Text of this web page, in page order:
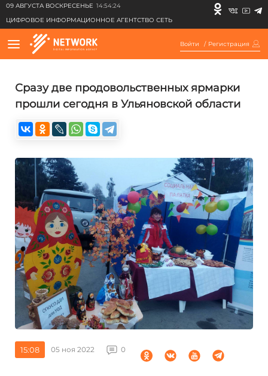
09 АВГУСТА ВОСКРЕСЕНЬЕ 14:54:24
ЦИФРОВОЕ ИНФОРМАЦИОННОЕ АГЕНТСТВО СЕТЬ
Войти / Регистрация
Сразу две продовольственных ярмарки
прошли сегодня в Ульяновской области
15:08 05 ноя 2022 0